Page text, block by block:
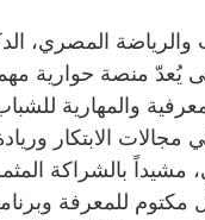
والرياضة المصري،
يُعدّ منصة حوارية
والمهارية
مجالات الابتكار
مشيداً بالشراكة
للمعرفة